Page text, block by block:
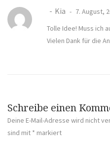
Kia 7. August,
Tolle Idee! Muss ich
Vielen Dank für die
Schreibe einen
Deine E-Mail-Adresse wird nicht
sind mit * markiert